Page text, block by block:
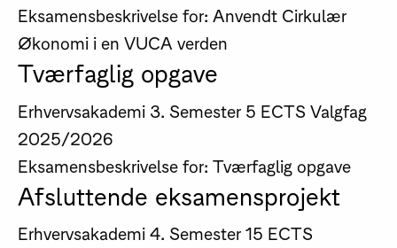
Eksamensbeskrivelse for: Anvendt Cirkulær
Økonomi i en VUCA verden
Tværfaglig opgave
Erhvervsakademi 3. Semester 5 ECTS Valgfag
2025/2026
Eksamensbeskrivelse for: Tværfaglig opgave
Afsluttende eksamensprojekt
Erhvervsakademi 4. Semester 15 ECTS